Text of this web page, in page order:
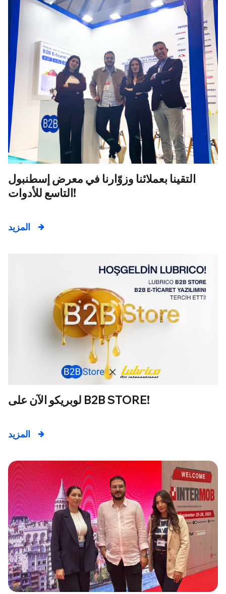
التقينا بعملائنا وزوّارنا في معرض إسطنبول
التاسع للأدوات!
المزيد
لوبريكو الآن على B2B STORE!
المزيد